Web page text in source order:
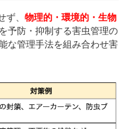
、 物理的・環境的・生物
予防・抑制する害虫管理の
な管理手法を組み合わせ害